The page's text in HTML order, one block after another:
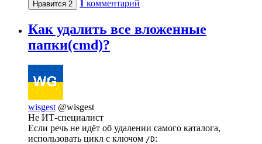
Нравится 2 1 комментарий
Как удалить все вложенные
папки(cmd)?
wisgest @wisgest
Не ИТ-специалист
Если речь не идёт об удалении самого каталога,
использовать цикл с ключом /D: